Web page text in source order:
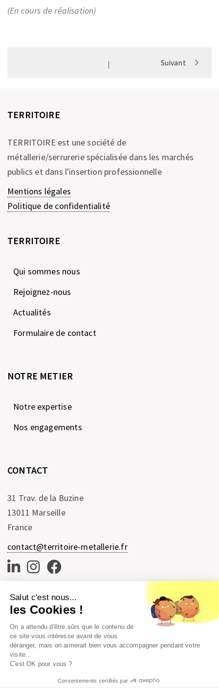
(En cours de réalisation)
Portfolio| Suivant
TERRITOIRE
TERRITOIRE est une société de
métallerie/serrurerie spécialisée dans les marchés
publics et dans l'insertion professionnelle
Mentions légales
Politique de confidentialité
TERRITOIRE
Qui sommes nous
Rejoignez-nous
Actualités
Formulaire de contact
NOTRE METIER
Notre expertise
Nos engagements
CONTACT
31 Trav. de la Buzine
13011 Marseille
France
contact@territoire-metallerie.fr
Salut c'est nous...
les Cookies !
On a attendu d'être sûrs que le contenu de
ce site vous intéresse avant de vous
déranger, mais on aimerait bien vous accompagner pendant votre
visite...
C'est OK pour vous ?
Consentements certifiés par